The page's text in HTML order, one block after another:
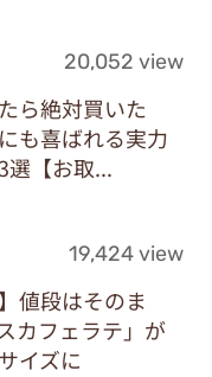
20,052 view
ら絶対買いた
も喜ばれる実力
選【お取...
19,424 view
値段はそのま
カフェラテ」が
イズに